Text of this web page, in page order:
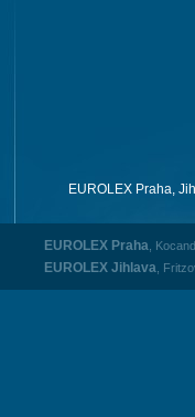
EUROLEX Praha,
EUROLEX Praha ,
EUROLEX Jihlava ,